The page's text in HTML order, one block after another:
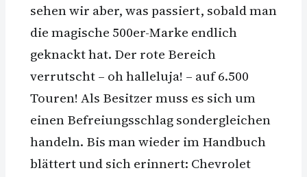
sehen wir aber, was passiert, sobald man
die magische 500er-Marke endlich
geknackt hat. Der rote Bereich
verrutscht – oh halleluja! – auf 6.500
Touren! Als Besitzer muss es sich um
einen Befreiungsschlag sondergleichen
handeln. Bis man wieder im Handbuch
blättert und sich erinnert: Chevrolet